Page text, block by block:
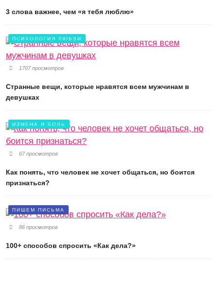
3 слова важнее, чем «я тебя люблю»
ПСИХОЛОГИЯ ЛЮБВИ
1707 просмотров
Странные вещи, которые нравятся всем мужчинам в
девушках
ИЗМЕНА И БОЛЬ
67 просмотров
Как понять, что человек не хочет общаться, но боится
признаться?
ПИШЕМ ПИСЬМА
86 просмотров
100+ способов спросить «Как дела?»